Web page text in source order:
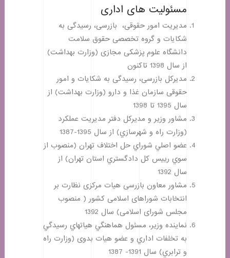
مسئولیت های اداری
مدیریت امور حقوقی، بازرسی، رسیدگی به
شکایات و گروه تخصصی حقوق سلامت
دانشگاه علوم پزشکی مجازی (وزارت بهداشت)
از سال 1398 تاکنون
مدیرکل بازرسی، رسیدگی به شکایات و امور
حقوقی سازمان غذا و دارو (وزارت بهداشت) از
سال 1395 تا 1398
مشاور وزير و مديركل دفتر مدیریت عملکرد
(وزارت راه و شهرسازي) از سال 1395-1387
عضو اصلي شوراي حل اختلاف تهران (منصوب از
سوي رييس كل دادگستري استان تهران) از
سال 1392
مشاور معاون بازرسی هیات مرکزی نظارت بر
انتخابات شوراهای اسلامی کشور ( منصوب
مجلس شورای اسلامی) سال 1392
نماينده وزير، مسئول هماهنگي هياتهاي رسيدگي
به تخلفات اداري و عضو هيات بدوی (وزارت راه
و ترابري) سال 1391- 1387